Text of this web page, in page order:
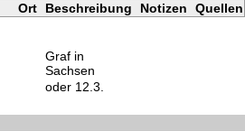
Ort Beschreibung Notizen
Quellen
Graf in
Sachsen
oder 12.3.